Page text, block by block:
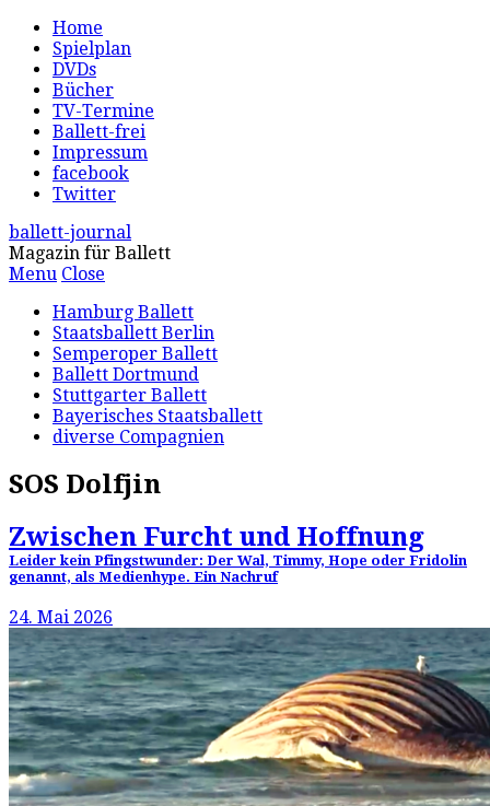
Home
Spielplan
DVDs
Bücher
TV-Termine
Ballett-frei
Impressum
facebook
Twitter
ballett-journal
Magazin für Ballett
Menu Close
Hamburg Ballett
Staatsballett Berlin
Semperoper Ballett
Ballett Dortmund
Stuttgarter Ballett
Bayerisches Staatsballett
diverse Compagnien
SOS Dolfjin
Zwischen Furcht und Hoffnung
Leider kein Pfingstwunder: Der Wal, Timmy, Hope oder Fridolin
genannt, als Medienhype. Ein Nachruf
24. Mai 2026